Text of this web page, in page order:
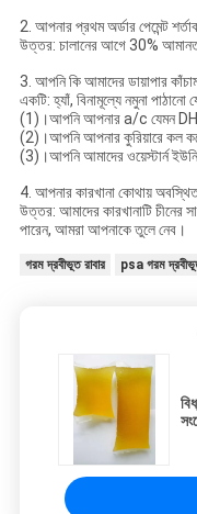
2. আপনার প্রথম অর্ডার পেমেন্ট
উত্তর: চালানের আগে 30%
3. আপনি কি আমাদের ডায়াপার
একটি: হ্যাঁ, বিনামূল্যে নমুনা পাঠানো
(1)।আপনি আপনার a/c যেমন
(2)।আপনি আপনার কুরিয়ারে কল
(3)।আপনি আমাদের ওয়েস্টার্ন
4. আপনার কারখানা কোথায়
উত্তর: আমাদের কারখানাটি চীনের
পারেন, আমরা আপনাকে তুলে নেব।
গরম দ্রবীভূত রাবার psa গরম